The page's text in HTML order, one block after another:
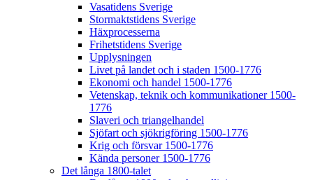
Vasatidens Sverige
Stormaktstidens Sverige
Häxprocesserna
Frihetstidens Sverige
Upplysningen
Livet på landet och i staden 1500-1776
Ekonomi och handel 1500-1776
Vetenskap, teknik och kommunikationer 1500-
1776
Slaveri och triangelhandel
Sjöfart och sjökrigföring 1500-1776
Krig och försvar 1500-1776
Kända personer 1500-1776
Det långa 1800-talet